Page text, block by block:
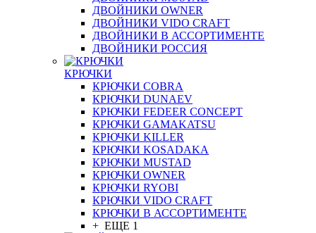
ДВОЙНИКИ OWNER
ДВОЙНИКИ VIDO CRAFT
ДВОЙНИКИ В АССОРТИМЕНТЕ
ДВОЙНИКИ РОССИЯ
КРЮЧКИ
КРЮЧКИ COBRA
КРЮЧКИ DUNAEV
КРЮЧКИ FEDEER CONCEPT
КРЮЧКИ GAMAKATSU
КРЮЧКИ KILLER
КРЮЧКИ KOSADAKA
КРЮЧКИ MUSTAD
КРЮЧКИ OWNER
КРЮЧКИ RYOBI
КРЮЧКИ VIDO CRAFT
КРЮЧКИ В АССОРТИМЕНТЕ
+ ЕЩЕ 1